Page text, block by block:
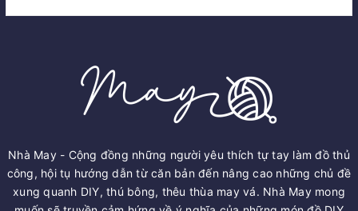
Nhà May - Cộng đồng những người yêu thích tự tay làm đồ thủ
công, hội tụ hướng dẫn từ căn bản đến nâng cao những chủ đề
xung quanh DIY, thú bông, thêu thùa may vá. Nhà May mong